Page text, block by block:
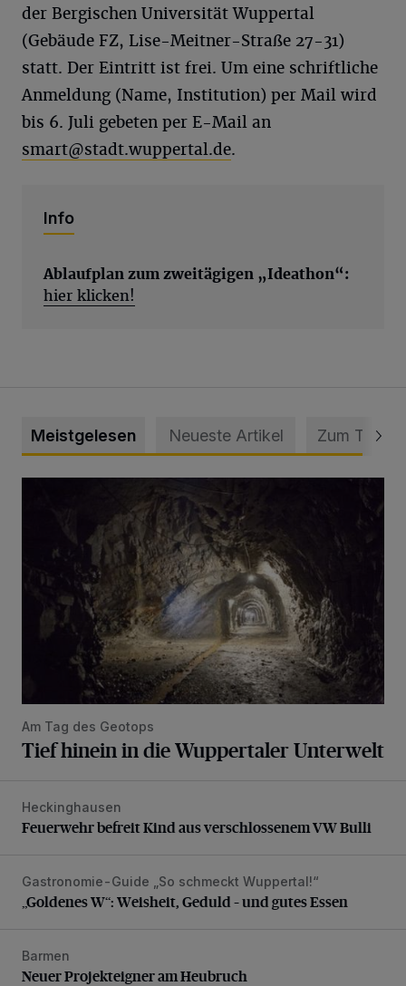
der Bergischen Universität Wuppertal
(Gebäude FZ, Lise-Meitner-Straße 27-31)
statt. Der Eintritt ist frei. Um eine schriftliche
Anmeldung (Name, Institution) per Mail wird
bis 6. Juli gebeten per E-Mail an
smart@stadt.wuppertal.de.
Info
Ablaufplan zum zweitägigen „Ideathon“:
hier klicken!
Meistgelesen Neueste Artikel Zum Thema
Am Tag des Geotops
Tief hinein in die Wuppertaler Unterwelt
Feuerwehr befreit Kind aus verschlossenem VW Bulli
Heckinghausen
Feuerwehr befreit Kind aus verschlossenem VW Bulli
„Goldenes W“: Weisheit, Geduld – und gutes Essen
Gastronomie-Guide „So schmeckt Wuppertal!“
„Goldenes W“: Weisheit, Geduld – und gutes Essen
Neuer Projekteigner am Heubruch
Barmen
Neuer Projekteigner am Heubruch